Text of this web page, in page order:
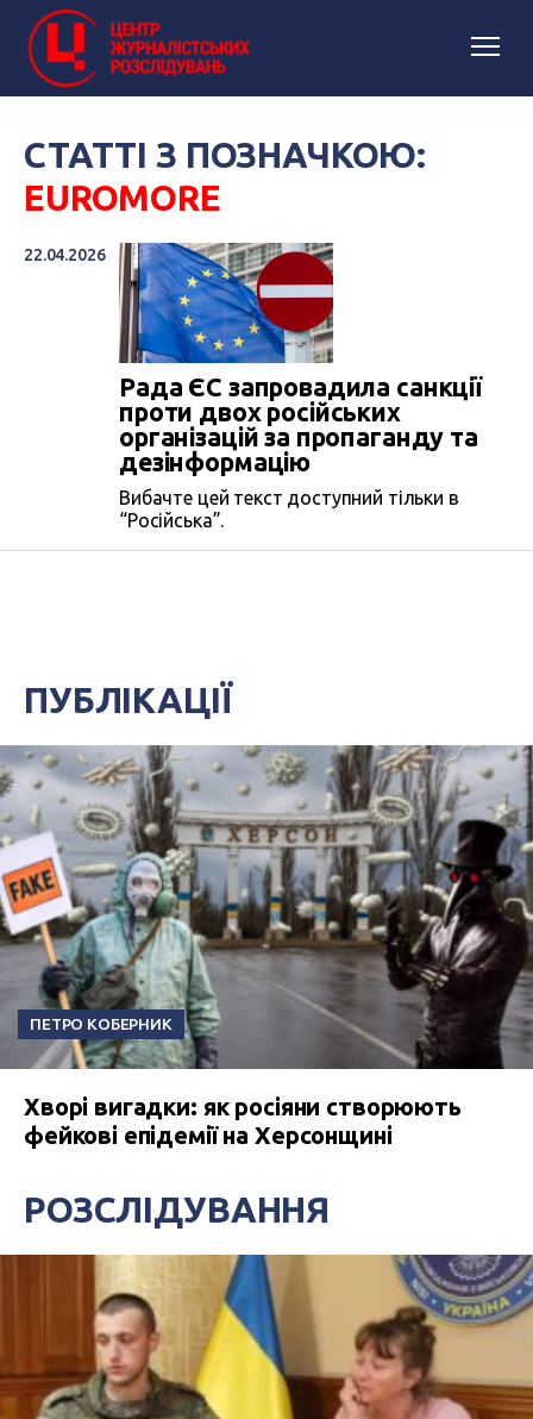
СТАТТІ З ПОЗНАЧКОЮ:
EUROMORE
22.04.2026
Рада ЄС запровадила санкції
проти двох російських
організацій за пропаганду та
дезінформацію
Вибачте цей текст доступний тільки в
“Російська”.
ПУБЛІКАЦІЇ
ПЕТРО КОБЕРНИК
Хворі вигадки: як росіяни створюють
фейкові епідемії на Херсонщині
РОЗСЛІДУВАННЯ